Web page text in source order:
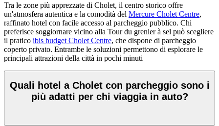
Tra le zone più apprezzate di Cholet, il centro storico offre
un'atmosfera autentica e la comodità del Mercure Cholet Centre,
raffinato hotel con facile accesso al parcheggio pubblico. Chi
preferisce soggiornare vicino alla Tour du grenier à sel può scegliere
il pratico ibis budget Cholet Centre, che dispone di parcheggio
coperto privato. Entrambe le soluzioni permettono di esplorare le
principali attrazioni della città in pochi minuti
Quali hotel a Cholet con parcheggio sono i
più adatti per chi viaggia in auto?